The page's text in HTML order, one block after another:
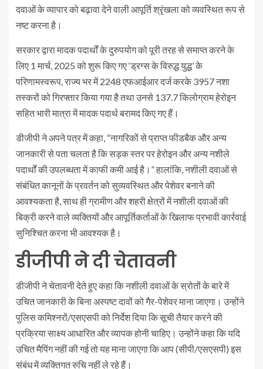
दवाओं के व्यापार को बढ़ावा देने वाली आपूर्ति श्रृंखला को व्यवस्थित रूप से
नष्ट करना है।
सरकार द्वारा मादक पदार्थों के दुरुपयोग को पूरी तरह से समाप्त करने के
लिए 1 मार्च, 2025 को शुरू किए गए ‘ड्रग्स के विरुद्ध युद्ध’ के
परिणामस्वरूप, राज्य भर में 2248 एफआईआर दर्ज करके 3957 नशा
तस्करों को गिरफ्तार किया गया है तथा उनसे 137.7 किलोग्राम हेरोइन
सहित भारी मात्रा में मादक पदार्थ बरामद किए गए हैं।
डीजीपी ने अपने पत्र में कहा, “नागरिकों से प्राप्त फीडबैक और अन्य
जानकारी से पता चलता है कि सड़क स्तर पर हेरोइन और अन्य नशीले
पदार्थों की उपलब्धता में काफी कमी आई है।” हालांकि, नशीली दवाओं से
संबंधित कानूनों के प्रवर्तन को सुव्यवस्थित और पेशेवर बनाने की
आवश्यकता है, साथ ही ग्रामीण और शहरी क्षेत्रों में नशीली दवाओं की
बिक्री करने वाले व्यक्तियों और आपूर्तिकर्ताओं के खिलाफ प्रभावी कार्रवाई
सुनिश्चित करना भी आवश्यक है।
डीजीपी ने दी चेतावनी
डीजीपी ने चेतावनी देते हुए कहा कि नशीली दवाओं के स्रोतों के बारे में
उचित जानकारी के बिना अस्पष्ट दावों को गैर-पेशेवर माना जाएगा। उन्होंने
पुलिस कमिश्नरों/एसएसपी को निर्देश दिया कि सूची तैयार करने की
प्रक्रिया साक्ष्य आधारित और व्यापक होनी चाहिए। उन्होंने कहा कि यदि
उचित मैपिंग नहीं की गई तो यह माना जाएगा कि आप (सीपी/एसएसपी) इस
संबंध में व्यक्तिगत रुचि नहीं ले रहे हैं।